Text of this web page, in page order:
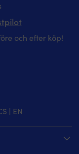
och efter köp!
| EN